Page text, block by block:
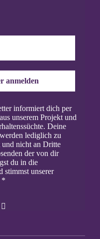
anmelden
informiert dich per
unserem Projekt und
Deine
lediglich zu
nicht an Dritte
der von dir
du in die
stimmst unserer